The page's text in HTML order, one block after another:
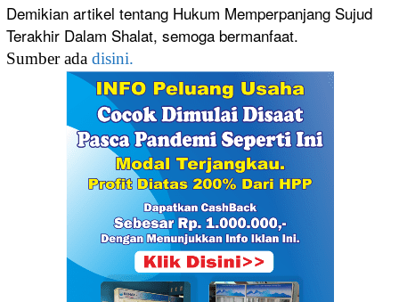
Demikian artikel tentang Hukum Memperpanjang Sujud
Terakhir Dalam Shalat, semoga bermanfaat.
Sumber ada disini.